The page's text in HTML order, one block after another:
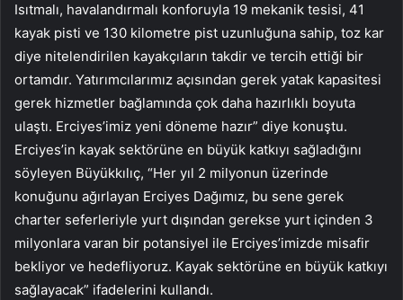
Isıtmalı, havalandırmalı konforuyla 19 mekanik tesisi, 41
kayak pisti ve 130 kilometre pist uzunluğuna sahip, toz kar
diye nitelendirilen kayakçıların takdir ve tercih ettiği bir
ortamdır. Yatırımcılarımız açısından gerek yatak kapasitesi
gerek hizmetler bağlamında çok daha hazırlıklı boyuta
ulaştı. Erciyes’imiz yeni döneme hazır” diye konuştu.
Erciyes’in kayak sektörüne en büyük katkıyı sağladığını
söyleyen Büyükkılıç, “Her yıl 2 milyonun üzerinde
konuğunu ağırlayan Erciyes Dağımız, bu sene gerek
charter seferleriyle yurt dışından gerekse yurt içinden 3
milyonlara varan bir potansiyel ile Erciyes’imizde misafir
bekliyor ve hedefliyoruz. Kayak sektörüne en büyük katkıyı
sağlayacak” ifadelerini kullandı.